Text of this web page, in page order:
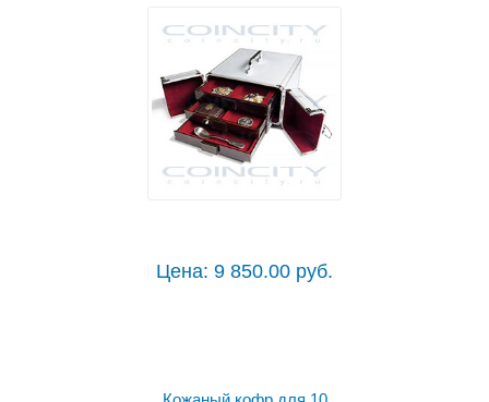
Цена: 9 850.00 руб.